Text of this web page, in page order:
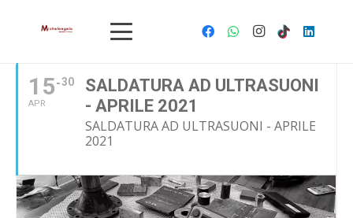
APRILE, 2021
15
APR
30
SALDATURA AD ULTRASUONI
- APRILE 2021
SALDATURA AD ULTRASUONI - APRILE
2021